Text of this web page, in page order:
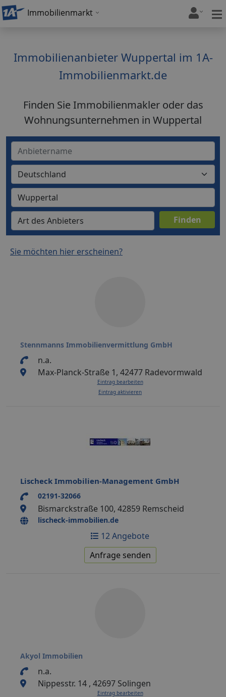
Immobilienmarkt
Immobilienanbieter Wuppertal im 1A-
Immobilienmarkt.de
Finden Sie Immobilienmakler oder das
Wohnungsunternehmen in Wuppertal
Sie möchten hier erscheinen?
Stennmanns Immobilienvermittlung GmbH
n.a.
Max-Planck-Straße 1, 42477 Radevormwald
Eintrag bearbeiten
Eintrag aktivieren
Lischeck Immobilien-Management GmbH
02191-32066
Bismarckstraße 100, 42859 Remscheid
lischeck-immobilien.de
12 Angebote
Anfrage senden
Akyol Immobilien
n.a.
Nippesstr. 14 , 42697 Solingen
Eintrag bearbeiten